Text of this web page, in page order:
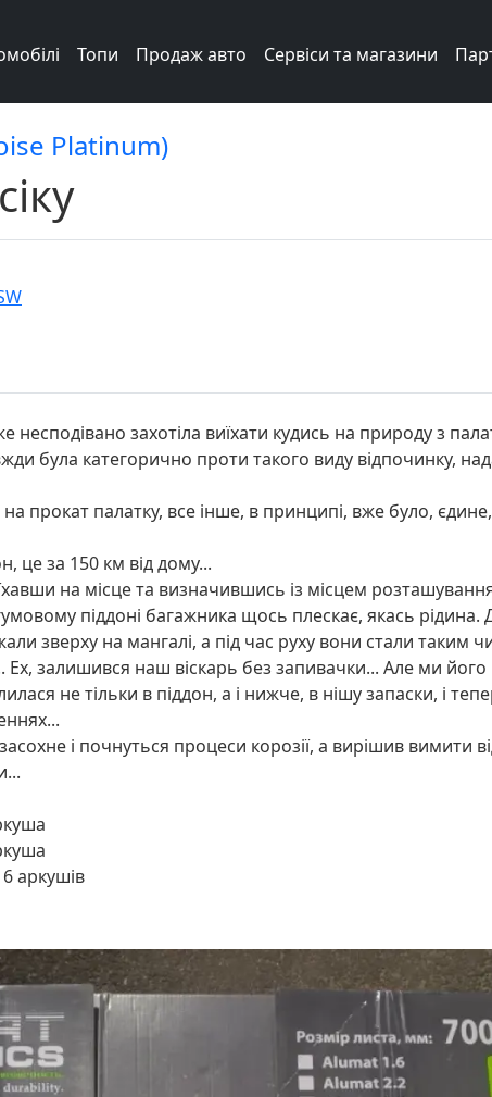
Топи Продаж авто Сервіси та магазини
Platinum)
захотіла виїхати кудись на природу з
була категорично проти такого виду відпочинку,
прокат палатку, все інше, в принципі, вже було,
це за 150 км від дому...
на місце та визначившись із місцем
піддоні багажника щось плескає, якась
зверху на мангалі, а під час руху вони стали таким
залишився наш віскарь без запивачки... Але ми його
не тільки в піддон, а і нижче, в нішу запаски, і
і почнуться процеси корозії, а вирішив вимити
аркушів